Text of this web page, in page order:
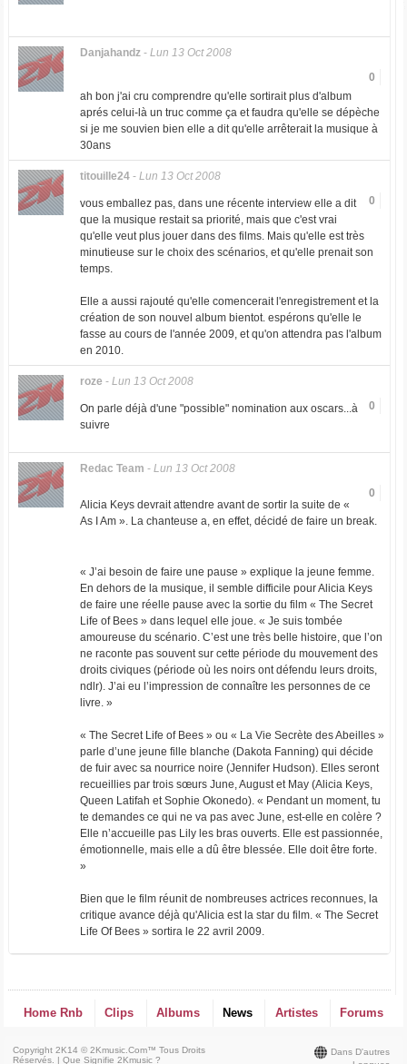
Danjahandz- Lun 13 Oct 2008
0
ah bon j'ai cru comprendre qu'elle sortirait plus d'album
aprés celui-là un truc comme ça et faudra qu'elle se dépèche
si je me souvien bien elle a dit qu'elle arrêterait la musique à
30ans
titouille24- Lun 13 Oct 2008
0
vous emballez pas, dans une récente interview elle a dit
que la musique restait sa priorité, mais que c'est vrai
qu'elle veut plus jouer dans des films. Mais qu'elle est très
minutieuse sur le choix des scénarios, et qu'elle prenait son
temps.
Elle a aussi rajouté qu'elle comencerait l'enregistrement et la
création de son nouvel album bientot. espérons qu'elle le
fasse au cours de l'année 2009, et qu'on attendra pas l'album
en 2010.
roze - Lun 13 Oct 2008
0
On parle déjà d'une "possible" nomination aux oscars...à
suivre
Redac Team - Lun 13 Oct 2008
0
Alicia Keys devrait attendre avant de sortir la suite de «
As I Am ». La chanteuse a, en effet, décidé de faire un break.
« J’ai besoin de faire une pause » explique la jeune femme.
En dehors de la musique, il semble difficile pour Alicia Keys
de faire une réelle pause avec la sortie du film « The Secret
Life of Bees » dans lequel elle joue. « Je suis tombée
amoureuse du scénario. C’est une très belle histoire, que l’on
ne raconte pas souvent sur cette période du mouvement des
droits civiques (période où les noirs ont défendu leurs droits,
ndlr). J’ai eu l’impression de connaître les personnes de ce
livre. »
« The Secret Life of Bees » ou « La Vie Secrète des Abeilles »
parle d’une jeune fille blanche (Dakota Fanning) qui décide
de fuir avec sa nourrice noire (Jennifer Hudson). Elles seront
recueillies par trois sœurs June, August et May (Alicia Keys,
Queen Latifah et Sophie Okonedo). « Pendant un moment, tu
te demandes ce qui ne va pas avec June, est-elle en colère ?
Elle n’accueille pas Lily les bras ouverts. Elle est passionnée,
émotionnelle, mais elle a dû être blessée. Elle doit être forte.
»
Bien que le film réunit de nombreuses actrices reconnues, la
critique avance déjà qu'Alicia est la star du film. « The Secret
Life Of Bees » sortira le 22 avril 2009.
Home Rnb Clips Albums News Artistes Forums
Dans D'autres
Copyright 2K14 © 2Kmusic.com™Tous Droits
Réservés . |Que Signifie 2Kmusic ?